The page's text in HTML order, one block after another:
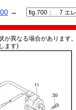
→
が異なる場合があります
ます)